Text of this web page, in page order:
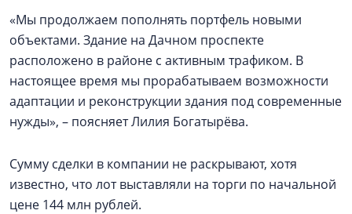
«Мы продолжаем пополнять портфель новыми
объектами. Здание на Дачном проспекте
расположено в районе с активным трафиком. В
настоящее время мы прорабатываем возможности
адаптации и реконструкции здания под современные
нужды», – поясняет Лилия Богатырёва.
Сумму сделки в компании не раскрывают, хотя
известно, что лот выставляли на торги по начальной
цене 144 млн рублей.